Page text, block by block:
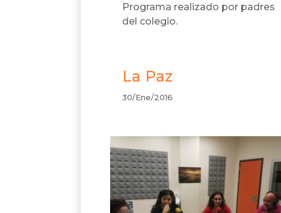
Programa realizado por padres
del colegio.
La Paz
30/Ene/2016